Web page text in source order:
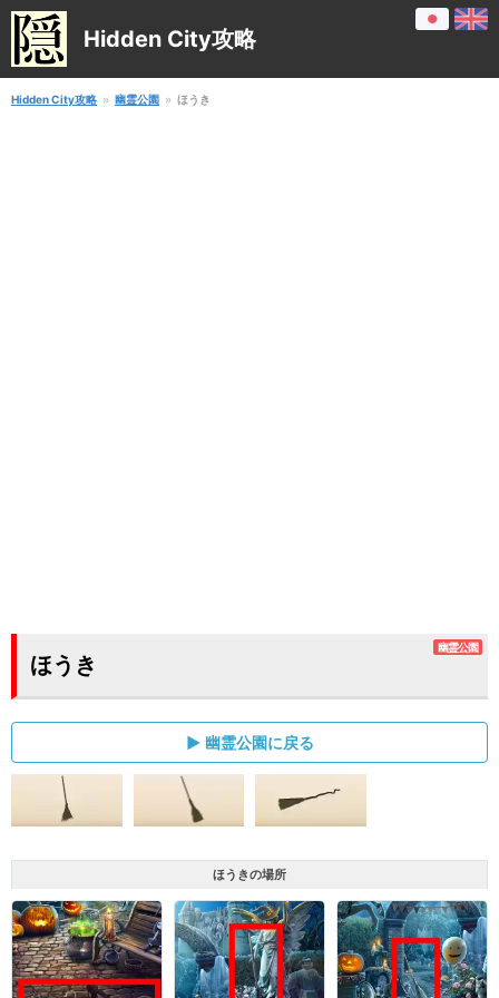
Hidden City攻略
Hidden City攻略 幽霊公園 ほうき
ほうき
幽霊公園
幽霊公園に戻る
ほうきの場所